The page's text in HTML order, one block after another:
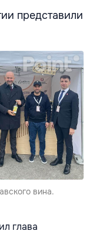
представили
вина.
глава